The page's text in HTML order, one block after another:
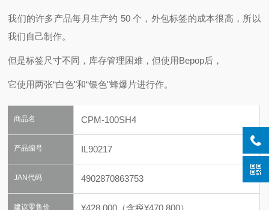
我们的许多产品每月生产约 50 个，外包标签的成本很高，所以
我们自己制作。
但是标签尺寸不同，库存管理困难，但使用Bepop后，
它使用两张“白色"和“银色"蜂爆片进行作。
商品名 CPM-100SH4
产品编号 IL90217
JAN代码 4902870863753
建议零售价 ¥428,000（含税¥470,800）